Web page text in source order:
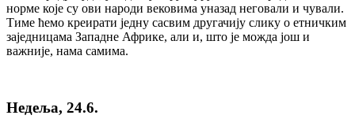
норме које су ови народи вековима уназад неговали и чували.
Тиме ћемо креирати једну сасвим другачију слику о етничким
заједницама Западне Африке, али и, што је можда још и
важније, нама самима.
Недеља, 24.6.